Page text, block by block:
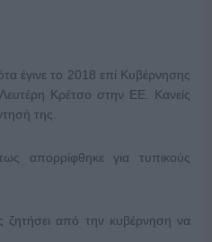
έγινε το 2018 επί Κυβέρνησης
Κρέτσο στην ΕΕ. Κανείς
της.
απορρίφθηκε για τυπικούς
ζητήσει από την κυβέρνηση να